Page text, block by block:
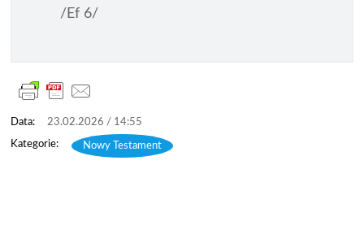
/Ef 6/
23.02.2026 / 14:55
Nowy Testament